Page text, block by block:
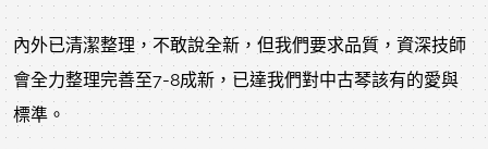
內外已清潔整理，不敢說全新，但我們要求品質，資深技師
會全力整理完善至7-8成新，已達我們對中古琴該有的愛與
標準。